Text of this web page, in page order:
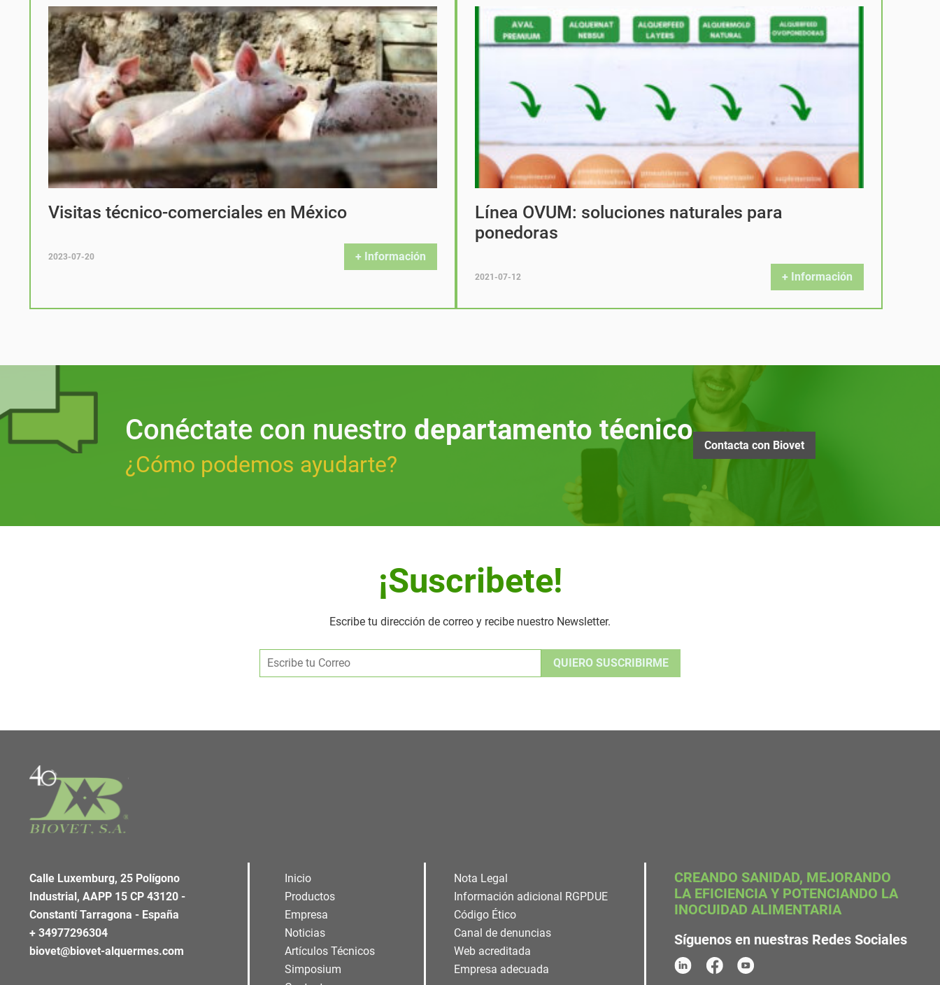
Visitas técnico-comerciales en México
2023-07-20 + Información
Línea OVUM: soluciones naturales para
ponedoras
2021-07-12 + Información
Conéctate con nuestro departamento técnico
¿Cómo podemos ayudarte?
Contacta con Biovet
¡Suscribete!
Escribe tu dirección de correo y recibe nuestro Newsletter.
Alternative:
Calle Luxemburg, 25 Polígono
Industrial, AAPP 15 CP 43120 -
Constantí Tarragona - España
+ 34977296304
biovet@biovet-alquermes.com
Inicio
Productos
Empresa
Noticias
Artículos Técnicos
Simposium
Nota Legal
Información adicional RGPDUE
Código Ético
Canal de denuncias
Web acreditada
Empresa adecuada
CREANDO SANIDAD, MEJORANDO
LA EFICIENCIA Y POTENCIANDO LA
INOCUIDAD ALIMENTARIA
Síguenos en nuestras Redes Sociales